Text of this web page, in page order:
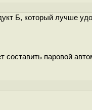
Б, который лучше
паровой